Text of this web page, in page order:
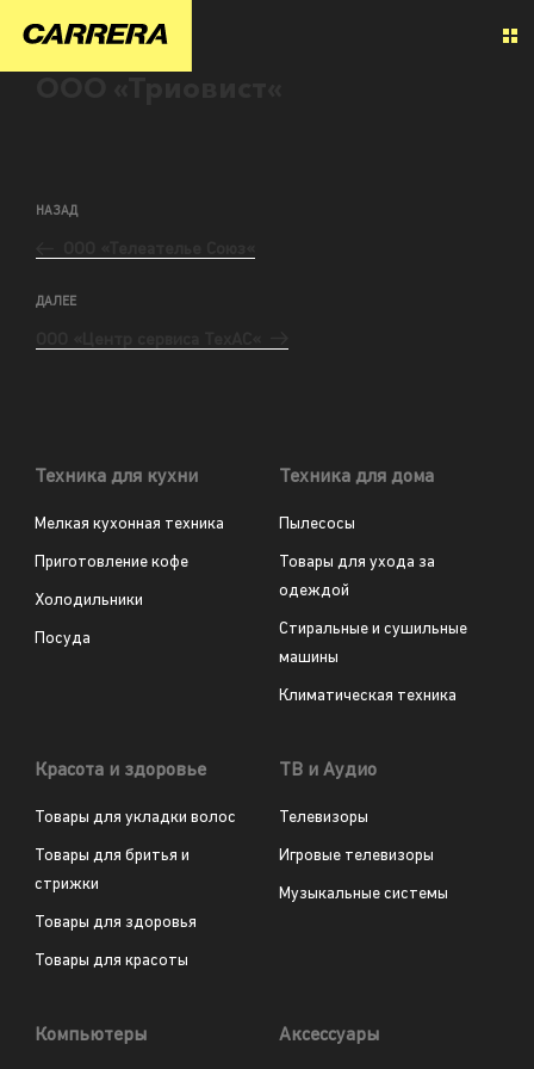
НАЗАД
ДАЛЕЕ
Техника для кухни
Мелкая кухонная техника
Приготовление кофе
Холодильники
Посуда
Техника для дома
Пылесосы
Товары для ухода за
одеждой
Стиральные и сушильные
машины
Климатическая техника
Красота и здоровье
Товары для укладки волос
Товары для бритья и
стрижки
Товары для здоровья
Товары для красоты
ТВ и Аудио
Телевизоры
Игровые телевизоры
Музыкальные системы
Компьютеры Аксессуары